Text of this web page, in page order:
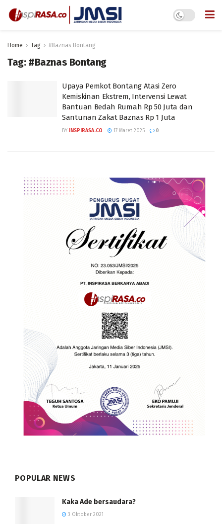
Home Tag #Baznas Bontang
Tag: #Baznas Bontang
Upaya Pemkot Bontang Atasi Zero
Kemiskinan Ekstrem, Intervensi Lewat
Bantuan Bedah Rumah Rp 50 Juta dan
Santunan Zakat Baznas Rp 1 Juta
BY INSPIRASA.CO 17 Maret 2025 0
POPULAR NEWS
Kaka Ade bersaudara?
3 Oktober 2021